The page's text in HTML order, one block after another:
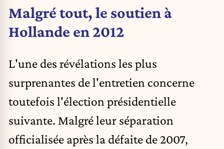
Malgré tout, le soutien à
Hollande en 2012
L'une des révélations les plus
surprenantes de l'entretien concerne
toutefois l'élection présidentielle
suivante. Malgré leur séparation
officialisée après la défaite de 2007,